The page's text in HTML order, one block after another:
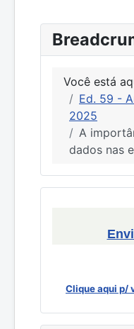
Você está
Ed. 59 -
2025
A
dados nas
Clique aqui p/